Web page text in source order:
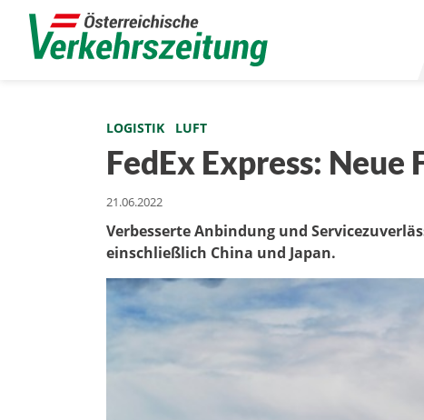
LOGISTIK LUFT
FedEx Express:
21.06.2022
Verbesserte Anbindung und
einschließlich China und Japan.